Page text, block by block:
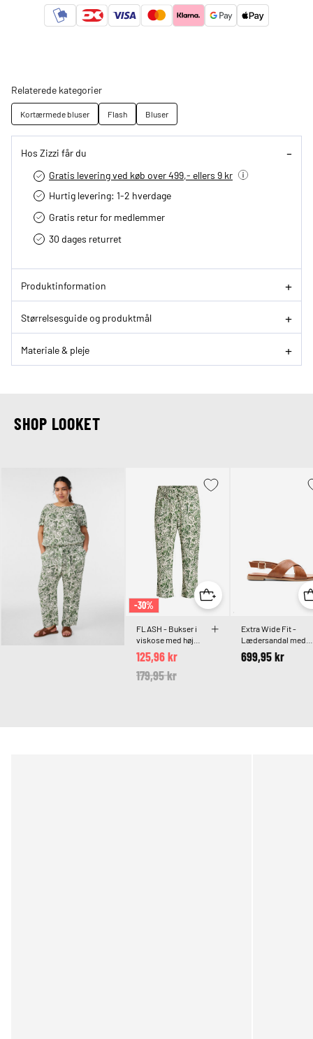
Relaterede kategorier
Kortærmede bluser Flash Bluser
Hos Zizzi får du
Gratis levering ved køb over 499,- ellers 9 kr
Hurtig levering­: 1-2 hverdage
Gratis retur for medlemmer
30 dages returret
Produktinformation
Størrelsesguide og produktmål
Materiale & pleje
SHOP LOOKET
-30%
FLASH - Bukser i
viskose med høj
talje
Price reduced from
179,95 kr
125,96 kr
Extra Wide Fit -
Lædersandal med
krydsremme
699,95 kr